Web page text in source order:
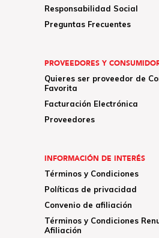
Responsabilidad Social
Preguntas Frecuentes
PROVEEDORES Y
Quieres ser proveedor de
Favorita
Facturación Electrónica
Proveedores
INFORMACIÓN DE INTERÉS
Términos y Condiciones
Políticas de privacidad
Convenio de afiliación
Términos y Condiciones
Afiliación